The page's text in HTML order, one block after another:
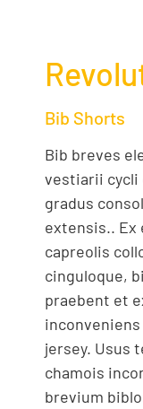
Bib Shorts
Bib breves
vestiarii cycli
gradus
extensis..
capreolis
cinguloque,
praebent et
jersey. Usus
chamois
brevium